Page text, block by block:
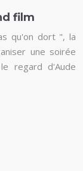
film
qu'on dort ", la
une soirée
regard d'Aude